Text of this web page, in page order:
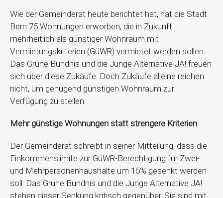
Wie der Gemeinderat heute berichtet hat, hat die Stadt
Bern 75 Wohnungen erworben, die in Zukunft
mehrheitlich als günstiger Wohnraum mit
Vermietungskriterien (GüWR) vermietet werden sollen.
Das Grüne Bündnis und die Junge Alternative JA! freuen
sich über diese Zukäufe. Doch Zukäufe alleine reichen
nicht, um genügend günstigen Wohnraum zur
Verfügung zu stellen.
Mehr günstige Wohnungen statt strengere Kriterien
Der Gemeinderat schreibt in seiner Mitteilung, dass die
Einkommenslimite zur GüWR-Berechtigung für Zwei-
und Mehrpersonenhaushalte um 15% gesenkt werden
soll. Das Grüne Bündnis und die Junge Alternative JA!
stehen dieser Senkung kritisch gegenüber. Sie sind mit